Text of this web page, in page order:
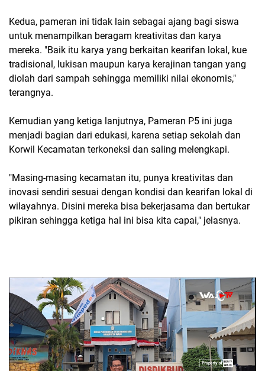
Kedua, pameran ini tidak lain sebagai ajang bagi siswa
untuk menampilkan beragam kreativitas dan karya
mereka. "Baik itu karya yang berkaitan kearifan lokal, kue
tradisional, lukisan maupun karya kerajinan tangan yang
diolah dari sampah sehingga memiliki nilai ekonomis,"
terangnya.
Kemudian yang ketiga lanjutnya, Pameran P5 ini juga
menjadi bagian dari edukasi, karena setiap sekolah dan
Korwil Kecamatan terkoneksi dan saling melengkapi.
"Masing-masing kecamatan itu, punya kreativitas dan
inovasi sendiri sesuai dengan kondisi dan kearifan lokal di
wilayahnya. Disini mereka bisa bekerjasama dan bertukar
pikiran sehingga ketiga hal ini bisa kita capai," jelasnya.